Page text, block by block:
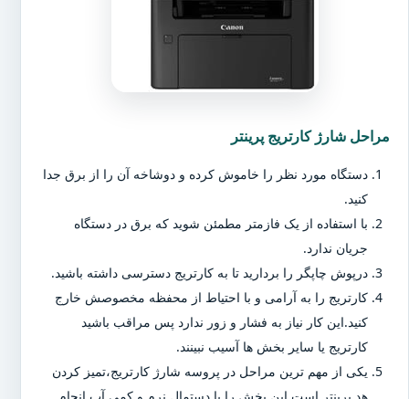
مراحل شارژ کارتریج پرینتر
دستگاه مورد نظر را خاموش کرده و دوشاخه آن را از برق جدا
کنید.
با استفاده از یک فازمتر مطمئن شوید که برق در دستگاه
جریان ندارد.
درپوش چاپگر را بردارید تا به کارتریج دسترسی داشته باشید.
کارتریج را به آرامی و با احتیاط از محفظه مخصوصش خارج
کنید.این کار نیاز به فشار و زور ندارد پس مراقب باشید
کارتریج یا سایر بخش ها آسیب نبینند.
یکی از مهم ترین مراحل در پروسه شارژ کارتریج،تمیز کردن